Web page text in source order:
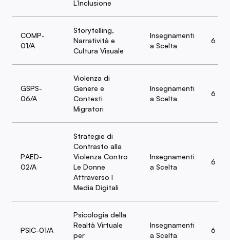
L’Inclusione
COMP-
01/A
Storytelling,
Narratività e
Cultura Visuale
Insegnamenti
a Scelta
6
GSPS-
06/A
Violenza di
Genere e
Contesti
Migratori
Insegnamenti
a Scelta
6
PAED-
02/A
Strategie di
Contrasto alla
Violenza Contro
Le Donne
Attraverso I
Media Digitali
Insegnamenti
a Scelta
6
PSIC-01/A
Psicologia della
Realtà Virtuale
per
Insegnamenti
a Scelta
6